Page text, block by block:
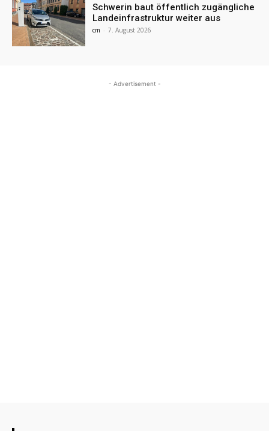
Schwerin baut öffentlich zugängliche
Landeinfrastruktur weiter aus
cm - 7. August 2026
- Advertisement -